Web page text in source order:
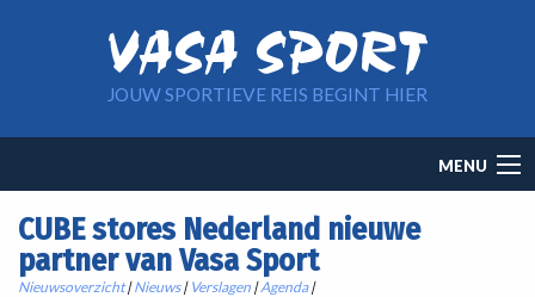
JOUW SPORTIEVE REIS BEGINT HIER
navigation
MENU
CUBE stores Nederland nieuwe
partner van Vasa Sport
Nieuwsoverzicht|Nieuws| Verslagen |Agenda|